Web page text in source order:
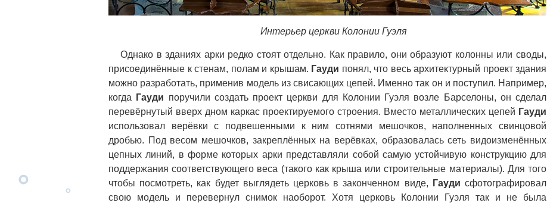
Интерьер церкви Колонии Гуэля
Однако в зданиях арки редко стоят отдельно. Как правило, они образуют колонны или своды,
присоединённые к стенам, полам и крышам. Гауди понял, что весь архитектурный проект здания
можно разработать, применив модель из свисающих цепей. Именно так он и поступил. Например,
когда
Гауди поручили создать проект церкви для Колонии Гуэля возле Барселоны, он сделал
перевёрнутый вверх дном каркас проектируемого строения. Вместо металлических цепей Гауди
использовал верёвки с подвешенными к ним сотнями мешочков, наполненных свинцовой
дробью. Под весом мешочков, закреплённых на верёвках, образовалась сеть видоизменённых
цепных линий, в форме которых арки представляли собой самую устойчивую конструкцию для
поддержания соответствующего веса (такого как крыша или строительные материалы). Для того
чтобы посмотреть, как будет выглядеть церковь в законченном виде,
Гауди сфотографировал
свою модель и перевернул снимок наоборот. Хотя церковь Колонии Гуэля так и не была